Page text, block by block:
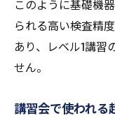
このように基礎機
られる高い検査精
あり、レベル1講習
せん。
講習会で使われる